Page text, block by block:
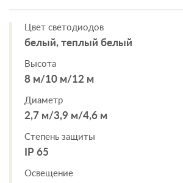
Цвет светодиодов
белый, теплый белый
Высота
8 м/10 м/12 м
Диаметр
2,7 м/3,9 м/4,6 м
Степень защиты
IP 65
Освещение